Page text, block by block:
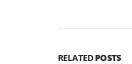
RELATEDPOSTS